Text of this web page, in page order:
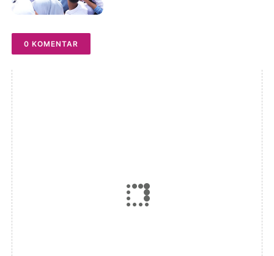
0 KOMENTAR